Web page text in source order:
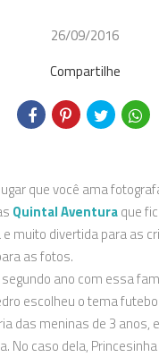
26/09/2016
Compartilhe
que você ama
Quintal Aventuraque
muito divertida para as
as fotos.
ano com essa
escolheu o tema
das meninas de 3 anos,
No caso dela,